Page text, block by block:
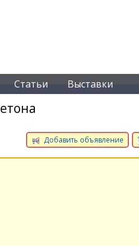
Статьи Выставки
Добавить объявление